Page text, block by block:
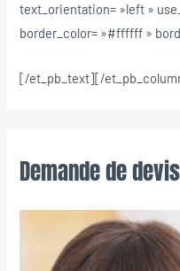
text_orientation= »left »
border_color= »#ffffff »
[/et_pb_text][/
Demande de devis